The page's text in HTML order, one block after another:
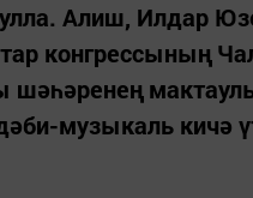
Алиш, Илдар
конгрессының
музыкаль кичә